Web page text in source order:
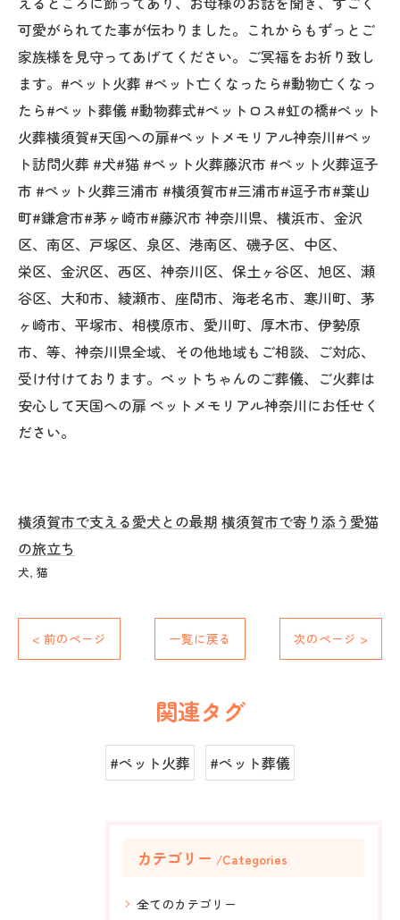
可愛がられてた事が伝わりました。これからもずっとご
家族様を見守ってあげてください。ご冥福をお祈り致し
ます。#ペット火葬 #ペット亡くなったら#動物亡くなっ
たら#ペット葬儀 #動物葬式#ペットロス#虹の橋#ペット
火葬横須賀#天国への扉#ペットメモリアル神奈川#ペッ
ト訪問火葬 #犬#猫 #ペット火葬藤沢市 #ペット火葬逗子
市 #ペット火葬三浦市 #横須賀市#三浦市#逗子市#葉山
町#鎌倉市#茅ヶ崎市#藤沢市 神奈川県、横浜市、金沢
区、南区、戸塚区、泉区、港南区、磯子区、中区、
栄区、金沢区、西区、神奈川区、保土ヶ谷区、旭区、瀬
谷区、大和市、綾瀬市、座間市、海老名市、寒川町、茅
ヶ崎市、平塚市、相模原市、愛川町、厚木市、伊勢原
市、等、神奈川県全域、その他地域もご相談、ご対応、
受け付けております。ペットちゃんのご葬儀、ご火葬は
安心して天国への扉 ペットメモリアル神奈川にお任せく
ださい。
横須賀市で支える愛犬との最期 横須賀市で寄り添う愛猫
の旅立ち
犬 猫
< 前のページ 一覧に戻る 次のページ >
関連タグ
#ペット火葬 #ペット葬儀
カテゴリー Categories
全てのカテゴリー